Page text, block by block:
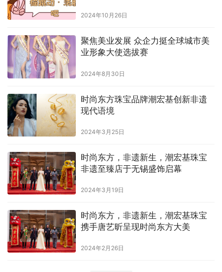
2024年10月26日
聚焦美业发展 众企力挺全球城市美
业形象大使选拔赛
2024年8月30日
时尚东方珠宝品牌潮宏基创新非遗
现代语境
2024年3月25日
时尚东方，非遗新生，潮宏基珠宝
非遗至臻店于无锡盛饰启幕
2024年3月19日
时尚东方，非遗新生，潮宏基珠宝
携手唐艺昕呈现时尚东方大美
2024年2月26日